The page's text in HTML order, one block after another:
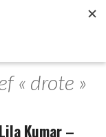
« drote »
Kumar –